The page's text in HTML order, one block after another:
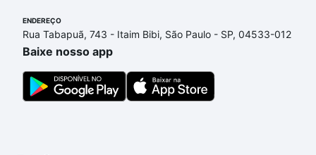
ENDEREÇO
Rua Tabapuã, 743 - Itaim Bibi, São Paulo - SP, 04533-012
Baixe nosso app